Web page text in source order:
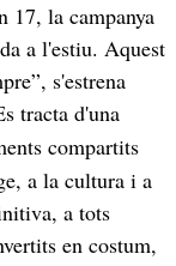
17, la campanya
a l'estiu. Aquest
s'estrena
tracta d'una
compartits
a la cultura i a
a tots
en costum,